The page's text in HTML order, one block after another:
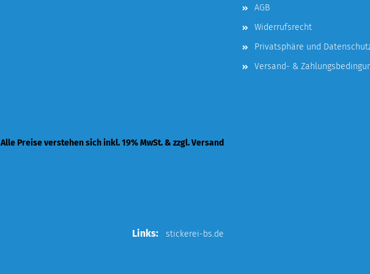
AGB
Widerrufsrecht
Privatsphäre und
Versand- &
Alle Preise verstehen sich inkl. 19% MwSt. & zzgl. Versand
Links: stickerei-bs.de